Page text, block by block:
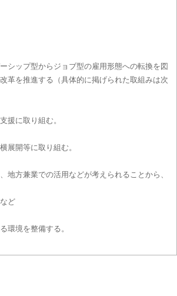
シップ型からジョブ型の雇用形態への転換を図
革を推進する（具体的に掲げられた取組みは次
援に取り組む。
展開等に取り組む。
地方兼業での活用などが考えられることから、
環境を整備する。